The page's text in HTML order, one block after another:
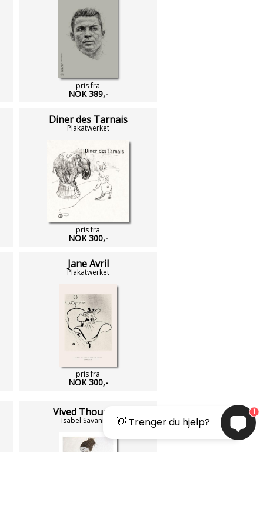
pris fra
NOK 389,-
Diner des Tarnais
Plakatwerket
pris fra
NOK 300,-
Jane Avril
Plakatwerket
pris fra
NOK 300,-
Vived Thoughts
Isabel Savannah 👋 Trenger du hjelp?
1